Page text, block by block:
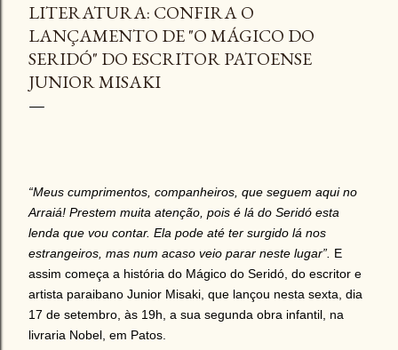
LITERATURA: CONFIRA O
LANÇAMENTO DE "O MÁGICO DO
SERIDÓ" DO ESCRITOR PATOENSE
JUNIOR MISAKI
“Meus cumprimentos, companheiros, que seguem aqui no
Arraiá! Prestem muita atenção, pois é lá do Seridó esta
lenda que vou contar. Ela pode até ter surgido lá nos
estrangeiros, mas num acaso veio parar neste lugar”. E
assim começa a história do Mágico do Seridó, do escritor e
artista paraibano Junior Misaki, que lançou nesta sexta, dia
17 de setembro, às 19h, a sua segunda obra infantil, na
livraria Nobel, em Patos.